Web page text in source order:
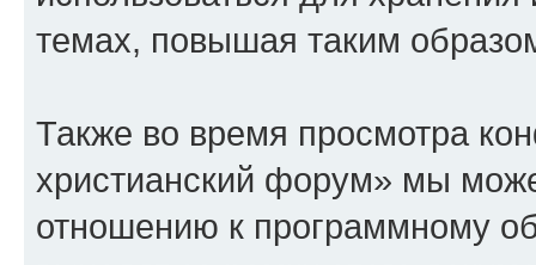
темах, повышая таким
Также во время просмотра
христианский форум» мы
отношению к программному